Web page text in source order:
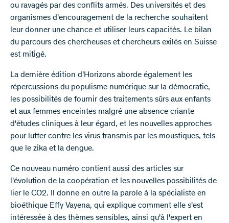
ou ravagés par des conflits armés. Des universités et des
organismes d'encouragement de la recherche souhaitent
leur donner une chance et utiliser leurs capacités. Le bilan
du parcours des chercheuses et chercheurs exilés en Suisse
est mitigé.
La dernière édition d'Horizons aborde également les
répercussions du populisme numérique sur la démocratie,
les possibilités de fournir des traitements sûrs aux enfants
et aux femmes enceintes malgré une absence criante
d'études cliniques à leur égard, et les nouvelles approches
pour lutter contre les virus transmis par les moustiques, tels
que le zika et la dengue.
Ce nouveau numéro contient aussi des articles sur
l'évolution de la coopération et les nouvelles possibilités de
lier le CO2. Il donne en outre la parole à la spécialiste en
bioéthique Effy Vayena, qui explique comment elle s'est
intéressée à des thèmes sensibles, ainsi qu'à l'expert en